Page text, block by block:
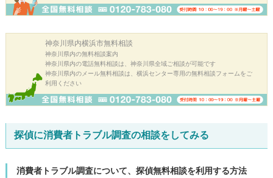
神奈川県内横浜市無料相談
神奈川県内の無料相談案内
神奈川県内の電話無料相談は、神奈川県全域ご相談が可能です
神奈川県内のメール無料相談は、横浜センター専用の無料相談フォームをご
利用ください
探偵に消費者トラブル調査の相談をしてみる
消費者トラブル調査について、探偵無料相談を利用する方法